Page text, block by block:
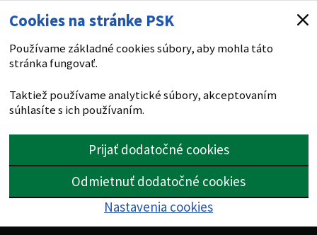
Cookies na stránke PSK
Používame základné cookies súbory, aby mohla táto
stránka fungovať.
Taktiež používame analytické súbory, akceptovaním
súhlasíte s ich používaním.
Prijať dodatočné cookies
Odmietnuť dodatočné cookies
Nastavenia cookies